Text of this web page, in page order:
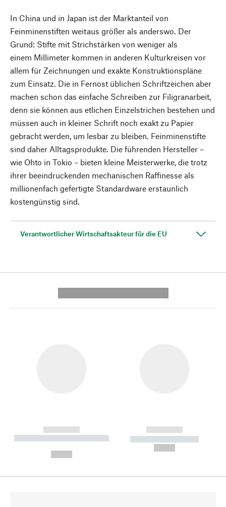
In China und in Japan ist der Marktanteil von
Feinminenstiften weitaus größer als anderswo. Der
Grund: Stifte mit Strichstärken von weniger als
einem Millimeter kommen in anderen Kulturkreisen vor
allem für Zeichnungen und exakte Konstruktionspläne
zum Einsatz. Die in Fernost üblichen Schriftzeichen aber
machen schon das einfache Schreiben zur Filigranarbeit,
denn sie können aus etlichen Einzelstrichen bestehen und
müssen auch in kleiner Schrift noch exakt zu Papier
gebracht werden, um lesbar zu bleiben. Feinminenstifte
sind daher Alltagsprodukte. Die führenden Hersteller –
wie Ohto in Tokio – bieten kleine Meisterwerke, die trotz
ihrer beeindruckenden mechanischen Raffinesse als
millionenfach gefertigte Standardware erstaunlich
kostengünstig sind.
Verantwortlicher Wirtschaftsakteur für die EU
------------
----------- ----------- --------
------------
----------- -----------